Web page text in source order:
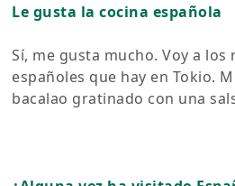
Le gusta la cocina española
Sí, me gusta mucho. Voy a los
españoles que hay en Tokio.
bacalao gratinado con una